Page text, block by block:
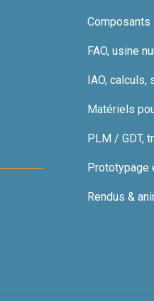
FAO, usine
IAO, calculs,
Matériels
PLM / GDT,
Prototypage
Rendus &